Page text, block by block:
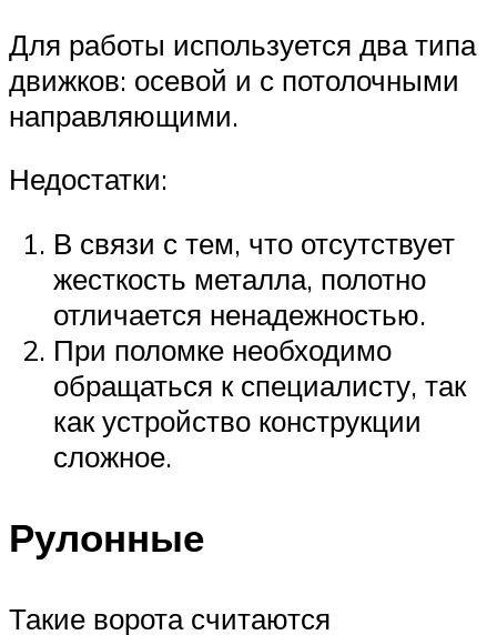
Для работы используется два типа
движков: осевой и с потолочными
направляющими.
Недостатки:
В связи с тем, что отсутствует
жесткость металла, полотно
отличается ненадежностью.
При поломке необходимо
обращаться к специалисту, так
как устройство конструкции
сложное.
Рулонные
Такие ворота считаются